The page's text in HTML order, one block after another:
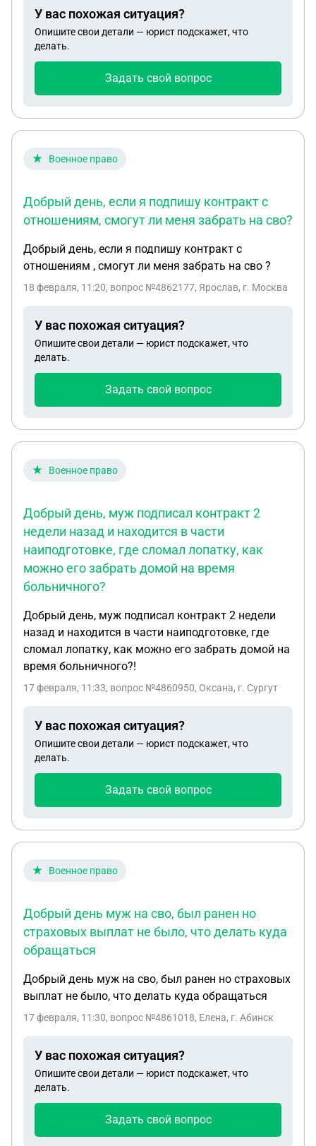
У вас похожая ситуация?
Опишите свои детали — юрист подскажет, что
делать.
Задать свой вопрос
Военное право
Добрый день, если я подпишу контракт с
отношениям, смогут ли меня забрать на сво?
Добрый день, если я подпишу контракт с
отношениям , смогут ли меня забрать на сво ?
18 февраля, 11:20, вопрос №4862177, Ярослав, г. Москва
У вас похожая ситуация?
Опишите свои детали — юрист подскажет, что
делать.
Задать свой вопрос
Военное право
Добрый день, муж подписал контракт 2
недели назад и находится в части
наиподготовке, где сломал лопатку, как
можно его забрать домой на время
больничного?
Добрый день, муж подписал контракт 2 недели
назад и находится в части наиподготовке, где
сломал лопатку, как можно его забрать домой на
время больничного?!
17 февраля, 11:33, вопрос №4860950, Оксана, г. Сургут
У вас похожая ситуация?
Опишите свои детали — юрист подскажет, что
делать.
Задать свой вопрос
Военное право
Добрый день муж на сво, был ранен но
страховых выплат не было, что делать куда
обращаться
Добрый день муж на сво, был ранен но страховых
выплат не было, что делать куда обращаться
17 февраля, 11:30, вопрос №4861018, Елена, г. Абинск
У вас похожая ситуация?
Опишите свои детали — юрист подскажет, что
делать.
Задать свой вопрос